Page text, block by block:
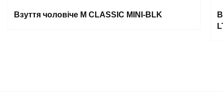
Взуття чоловіче M CLASSIC MINI-BLK